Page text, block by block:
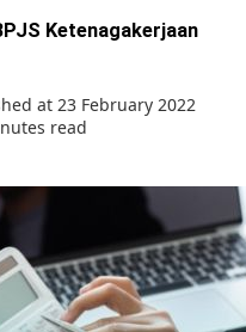
Ketenagakerjaan
at 23 February 2022
read